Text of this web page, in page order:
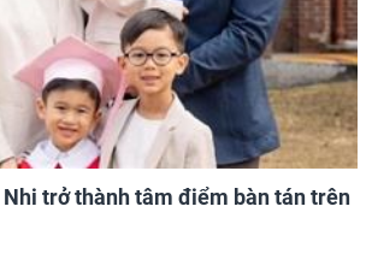
Nhi trở thành tâm điểm bàn tán trên